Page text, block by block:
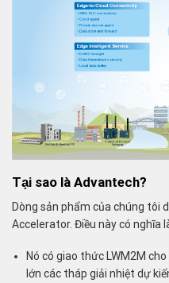
Tại sao là Advantech?
Dòng sản phẩm của chúng tôi
Accelerator. Điều này có nghĩa
Nó có giao thức LWM2M
lớn các tháp giải nhiệt dự